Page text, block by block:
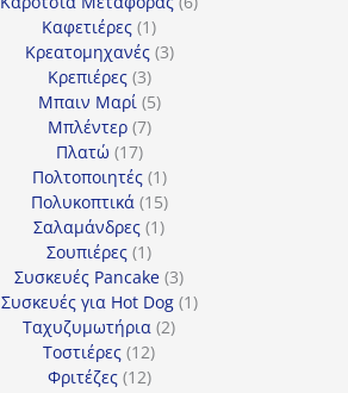
Καφετιέρες 11
προϊόν
Κρεατομηχανές 33
Κρεπιέρες 33
προϊόντα
Μπαιν Μαρί 55
Μπλέντερ 77
Πλατώ 1717
προϊόντα
Πολτοποιητές 11
προϊόν
Πολυκοπτικά 1515
προϊόντα
Σαλαμάνδρες 11
Σουπιέρες 11
προϊόν
Συσκευές Pancake 33
προϊόντα
Συσκευές για Hot Dog 11
Ταχυζυμωτήρια 22
Τοστιέρες 1212
προϊόντα
Φριτέζες 1212